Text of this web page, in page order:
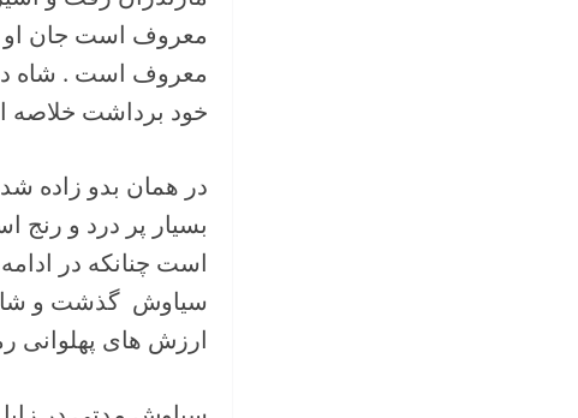
معروف است جان او
معروف است . شاه
خود برداشت خلاصه
در همان بدو زاده
بسیار پر درد و
است چنانکه در
سیاوش گذشت و شاه
ارزش های پهلوانی